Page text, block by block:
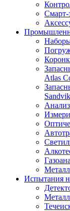
Atlas
Испытания